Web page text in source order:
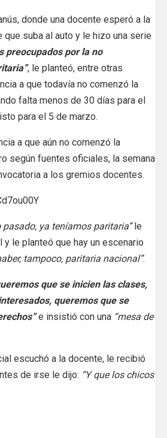
donde una docente esperó a la
que suba al auto y le hizo una serie
preocupados por la no
, le planteó, entre otras
a que todavía no comenzó la
falta menos de 30 días para el
para el 5 de marzo.
a que aún no comenzó la
según fuentes oficiales, la semana
a los gremios docentes.
pasado, ya teníamos paritaria”le
y le planteó que hay un escenario
tampoco, paritaria nacional”.
que se inicien las clases,
queremos que se
e insistió con una “mesa de
escuchó a la docente, le recibió
de irse le dijo: “Y que los chicos